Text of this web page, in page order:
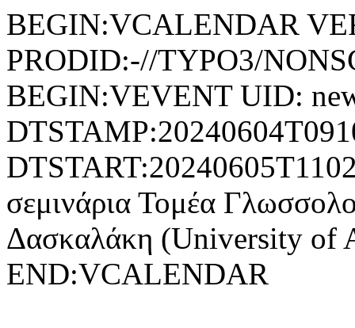
BEGIN:VCALENDAR
PRODID:-//TYPO3/
BEGIN:VEVENT UID:
σεμινάρια Τομέα
Δασκαλάκη (University of
END:VCALENDAR